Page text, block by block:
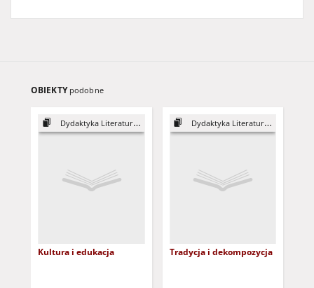
OBIEKTY podobne
Dydaktyka Literatury, 13
Kultura i edukacja
Dydaktyka Literatury, 25
Tradycja i dekompozycja